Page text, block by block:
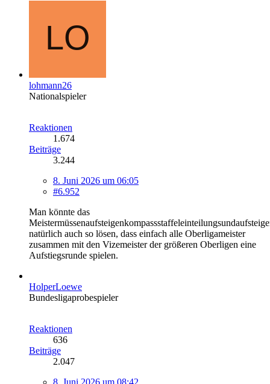
lohmann26
Nationalspieler
Reaktionen
1.674
Beiträge
3.244
8. Juni 2026 um 06:05
#6.952
Man könnte das
natürlich auch so lösen, dass einfach alle Oberligameister
zusammen mit den Vizemeister der größeren Oberligen eine
Aufstiegsrunde spielen.
HolperLoewe
Bundesligaprobespieler
Reaktionen
636
Beiträge
2.047
8. Juni 2026 um 08:42